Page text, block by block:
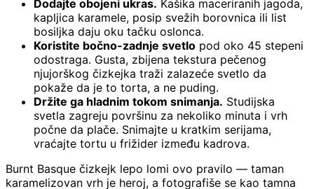
Dodajte obojeni ukras. Kašika maceriranih jagoda,
kapljica karamele, posip svežih borovnica ili list
bosiljka daju oku tačku oslonca.
Koristite bočno-zadnje svetlo pod oko 45 stepeni
odostraga. Gusta, zbijena tekstura pečenog
njujorškog čizkejka traži zalazeće svetlo da
pokaže da je to torta, a ne puding.
Držite ga hladnim tokom snimanja. Studijska
svetla zagreju površinu za nekoliko minuta i vrh
počne da plače. Snimajte u kratkim serijama,
vraćajte tortu u frižider između kadrova.
Burnt Basque čizkejk lepo lomi ovo pravilo — taman
karamelizovan vrh je heroj, a fotografiše se kao tamna